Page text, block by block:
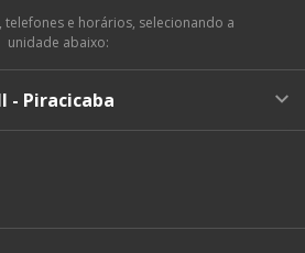
telefones e horários, selecionando a
unidade abaixo:
- Piracicaba